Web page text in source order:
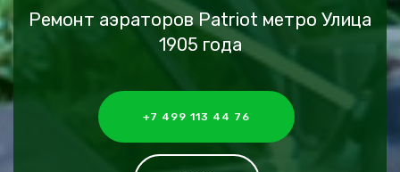
Ремонт аэраторов Patriot метро Улица
1905 года
+7 499 113 44 76